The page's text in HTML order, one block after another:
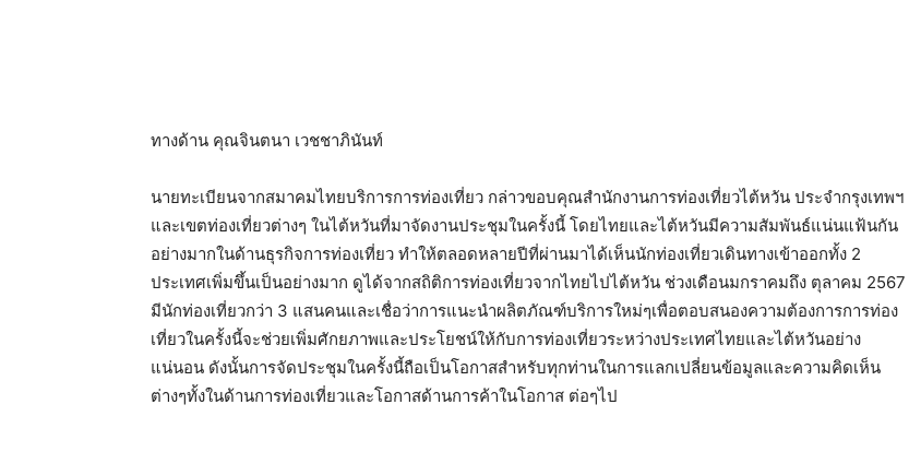
ทางด้าน คุณจินตนา เวชชาภินันท์
นายทะเบียนจากสมาคมไทยบริการการท่องเที่ยว กล่าวขอบคุณสำนักงานการท่องเที่ยวไต้หวัน ประจำกรุงเทพฯ
และเขตท่องเที่ยวต่างๆ ในไต้หวันที่มาจัดงานประชุมในครั้งนี้ โดยไทยและไต้หวันมีความสัมพันธ์แน่นแฟ้นกัน
อย่างมากในด้านธุรกิจการท่องเที่ยว ทำให้ตลอดหลายปีที่ผ่านมาได้เห็นนักท่องเที่ยวเดินทางเข้าออกทั้ง 2
ประเทศเพิ่มขึ้นเป็นอย่างมาก ดูได้จากสถิติการท่องเที่ยวจากไทยไปไต้หวัน ช่วงเดือนมกราคมถึง ตุลาคม 2567
มีนักท่องเที่ยวกว่า 3 แสนคนและเชื่อว่าการแนะนำผลิตภัณฑ์บริการใหม่ๆเพื่อตอบสนองความต้องการการท่อง
เที่ยวในครั้งนี้จะช่วยเพิ่มศักยภาพและประโยชน์ให้กับการท่องเที่ยวระหว่างประเทศไทยและไต้หวันอย่าง
แน่นอน ดังนั้นการจัดประชุมในครั้งนี้ถือเป็นโอกาสสำหรับทุกท่านในการแลกเปลี่ยนข้อมูลและความคิดเห็น
ต่างๆทั้งในด้านการท่องเที่ยวและโอกาสด้านการค้าในโอกาส ต่อๆไป